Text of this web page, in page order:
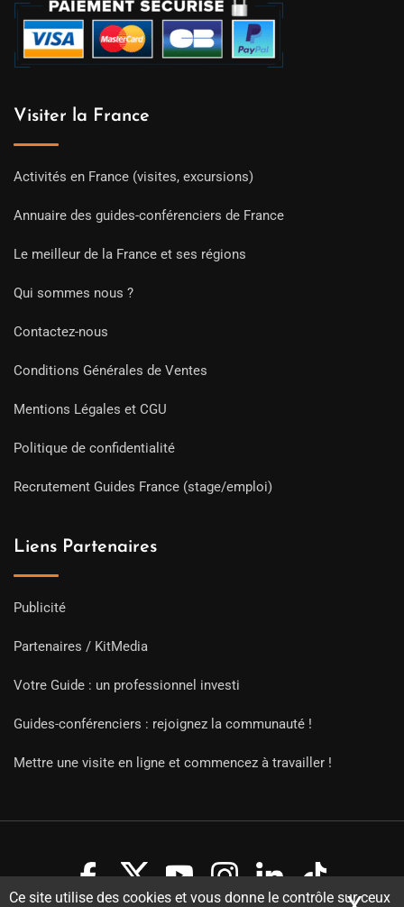
Ce site utilise des cookies et vous donne le contrôle sur ceux
Visiter la France
Activités en France (visites, excursions)
Annuaire des guides-conférenciers de France
Le meilleur de la France et ses régions
Qui sommes nous ?
Contactez-nous
Conditions Générales de Ventes
Mentions Légales et CGU
Politique de confidentialité
Recrutement Guides France (stage/emploi)
Liens Partenaires
Publicité
Partenaires / KitMedia
Votre Guide : un professionnel investi
Guides-conférenciers : rejoignez la communauté !
Mettre une visite en ligne et commencez à travailler !